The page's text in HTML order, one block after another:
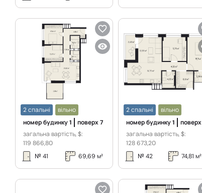
2 спальні
вільно
номер будинку1 поверх7
загальна вартість, $:
119 866,80
№ 41 69,69 м²
2 спальні
вільно
номер будинку1 поверх
загальна вартість, $:
128 673,20
№ 42 74,81 м²